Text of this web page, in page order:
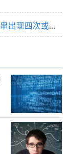
Java实现正则匹配 “1234567” 这个字符串出现四次或四次以上